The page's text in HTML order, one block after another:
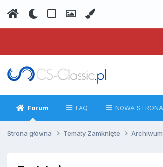
Forum FAQ NOWA STRONA
Strona główna Tematy Zamknięte Archiwum